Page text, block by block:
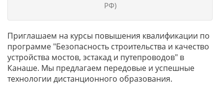
РФ)
Приглашаем на курсы повышения квалификации по
программе "Безопасность строительства и качество
устройства мостов, эстакад и путепроводов" в
Канаше. Мы предлагаем передовые и успешные
технологии дистанционного образования.